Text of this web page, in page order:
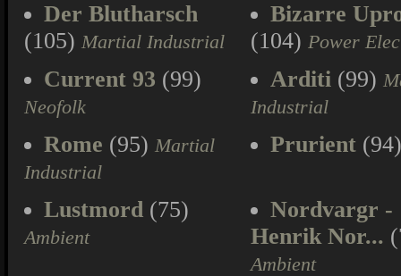
Der Blutharsch
(105) Martial Industrial
Bizarre
(104) Power
Current 93 (99)
Neofolk
Arditi (99)
Industrial
Rome (95) Martial
Industrial
Prurient
Lustmord (75)
Ambient
Nordvargr -
Henrik Nor...
Ambient